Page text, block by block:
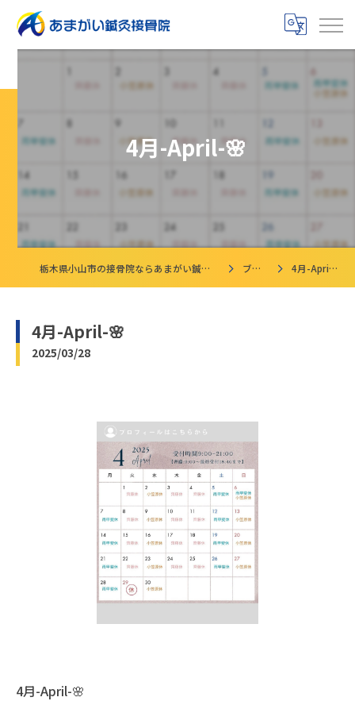
4月-April-🌸
栃木県小山市の接骨院ならあまがい鍼灸接骨院 ブログ 4月-April-🌸
4月-April-🌸
2025/03/28
4月-April-🌸